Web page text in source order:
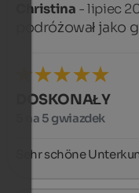
Christina - lipiec
podróżował jako
DOSKONAŁY
5 na 5 gwiazdek
Sehr schöne